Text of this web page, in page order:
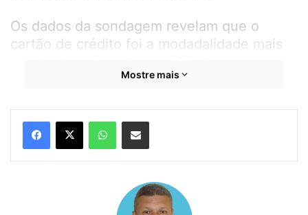
Os dados da sondagem revelam que o
cartão de crédito foi a modadalidade mais
entrevistados. Em seguida, aparece o
(7%), os empréstimos (5%) e os
financiamentos (4%). Para a economista-
chefe do SPC Brasil, Marcela Kawauti, os
ficaram para trás, mas ainda há fatores que
limitam seu uso. “Com o grande
Mostre mais